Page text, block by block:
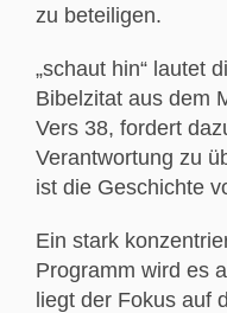
zu beteiligen.
„schaut hin“ lautet
Bibelzitat aus dem
Vers 38, fordert
Verantwortung zu
ist die Geschichte
Ein stark
Programm wird es
liegt der Fokus auf